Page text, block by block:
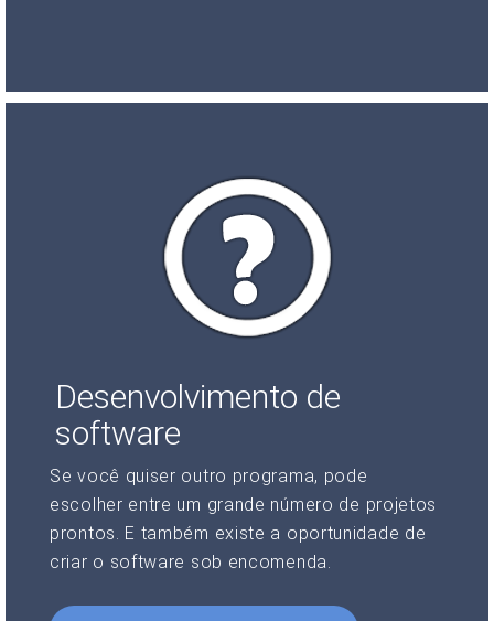
Desenvolvimento de
software
Se você quiser outro programa, pode
escolher entre um grande número de projetos
prontos. E também existe a oportunidade de
criar o software sob encomenda.